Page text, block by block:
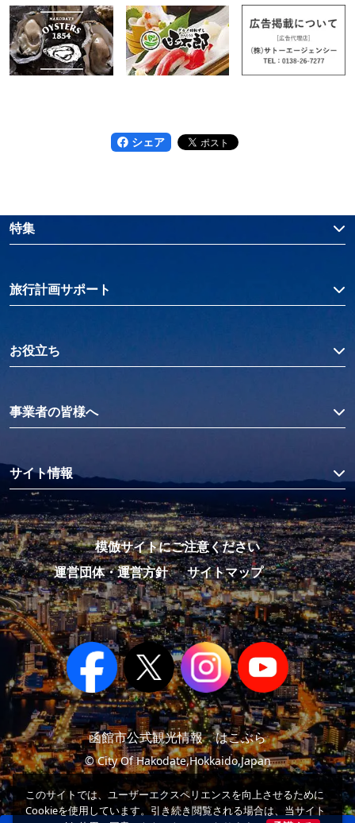
シェア
特集
旅行計画サポート
お役立ち
事業者の皆様へ
サイト情報
模倣サイトにご注意ください
運営団体・運営方針
サイトマップ
函館市公式観光情報 はこぶら
© City Of Hakodate,Hokkaido,Japan
このサイトでは、ユーザーエクスペリエンスを向上させるために
Cookieを使用しています。引き続き閲覧される場合は、当サイト